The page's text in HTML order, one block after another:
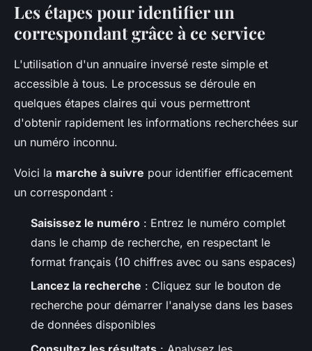
Les étapes pour identifier un
correspondant grâce à ce service
L'utilisation d'un annuaire inversé reste simple et
accessible à tous. Le processus se déroule en
quelques étapes claires qui vous permettront
d'obtenir rapidement les informations recherchées sur
un numéro inconnu.
Voici la marche à suivre pour identifier efficacement
un correspondant :
Saisissez le numéro : Entrez le numéro complet
dans le champ de recherche, en respectant le
format français (10 chiffres avec ou sans espaces)
Lancez la recherche : Cliquez sur le bouton de
recherche pour démarrer l'analyse dans les bases
de données disponibles